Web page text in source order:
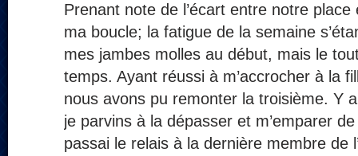
Prenant note de l’écart entre notre place
ma boucle; la fatigue de la semaine
mes jambes molles au début, mais le
temps. Ayant réussi à m’accrocher à la
nous avons pu remonter la troisième. Y
je parvins à la dépasser et m’emparer
passai le relais à la dernière membre de